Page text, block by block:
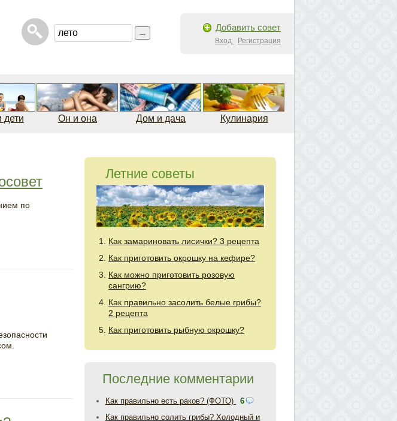
Добавить совет
Вход Регистрация
дети Он и она Дом и дача Кулинария
по
Летние советы
Как замариновать лисички? 3 рецепта
Как приготовить окрошку на кефире?
Как можно приготовить розовую
сангрию?
Как правильно засолить белые грибы?
2 рецепта
Как приготовить рыбную окрошку?
Последние комментарии
Как правильно есть раков? (ФОТО)
6
Как правильно солить грибы? Холодный и